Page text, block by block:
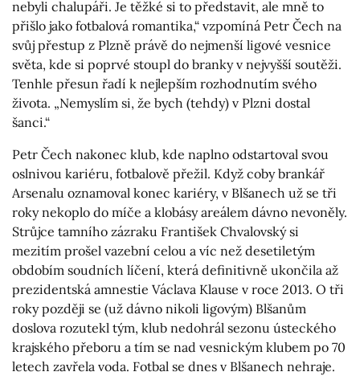
nebyli chalupáři. Je těžké si to představit, ale mně to
přišlo jako fotbalová romantika,“ vzpomíná Petr Čech na
svůj přestup z Plzně právě do nejmenší ligové vesnice
světa, kde si poprvé stoupl do branky v nejvyšší soutěži.
Tenhle přesun řadí k nejlepším rozhodnutím svého
života. „Nemyslím si, že bych (tehdy) v Plzni dostal
šanci.“
Petr Čech nakonec klub, kde naplno odstartoval svou
oslnivou kariéru, fotbalově přežil. Když coby brankář
Arsenalu oznamoval konec kariéry, v Blšanech už se tři
roky nekoplo do míče a klobásy areálem dávno nevoněly.
Strůjce tamního zázraku František Chvalovský si
mezitím prošel vazební celou a víc než desetiletým
obdobím soudních líčení, která definitivně ukončila až
prezidentská amnestie Václava Klause v roce 2013. O tři
roky později se (už dávno nikoli ligovým) Blšanům
doslova rozutekl tým, klub nedohrál sezonu ústeckého
krajského přeboru a tím se nad vesnickým klubem po 70
letech zavřela voda. Fotbal se dnes v Blšanech nehraje.